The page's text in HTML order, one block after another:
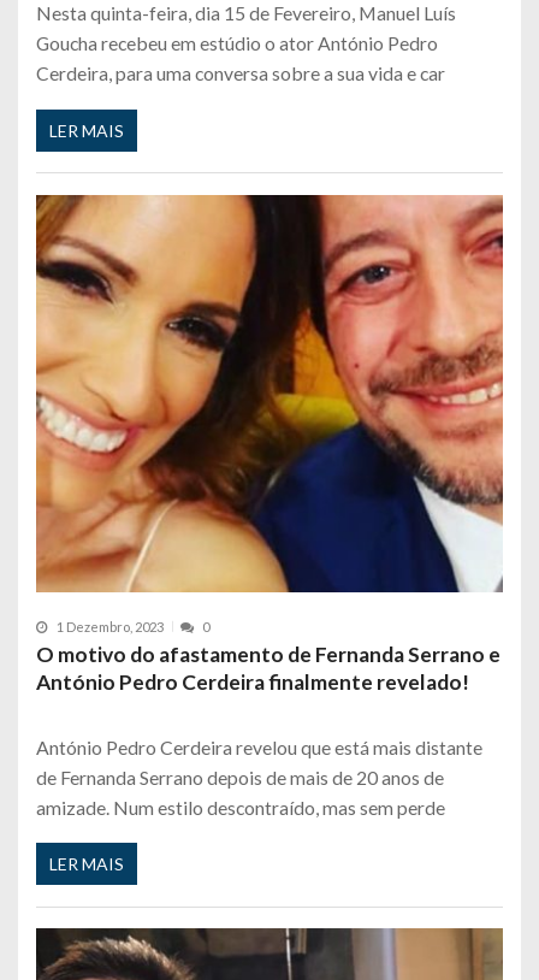
Nesta quinta-feira, dia 15 de Fevereiro, Manuel Luís
Goucha recebeu em estúdio o ator António Pedro
Cerdeira, para uma conversa sobre a sua vida e car
LER MAIS
1 Dezembro, 2023 0
O motivo do afastamento de Fernanda Serrano e
António Pedro Cerdeira finalmente revelado!
António Pedro Cerdeira revelou que está mais distante
de Fernanda Serrano depois de mais de 20 anos de
amizade. Num estilo descontraído, mas sem perde
LER MAIS